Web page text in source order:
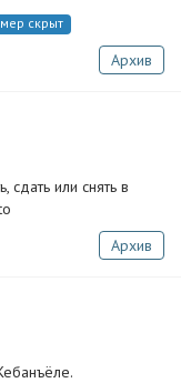
скрыт
Архив
сдать или снять в
Архив